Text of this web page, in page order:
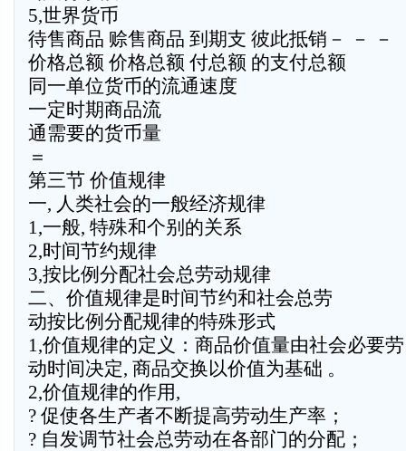
5,世界货币
待售商品 赊售商品 到期支 彼此抵销－ － －
价格总额 价格总额 付总额 的支付总额
同一单位货币的流通速度
一定时期商品流
通需要的货币量
＝
第三节 价值规律
一, 人类社会的一般经济规律
1,一般, 特殊和个别的关系
2,时间节约规律
3,按比例分配社会总劳动规律
二、价值规律是时间节约和社会总劳
动按比例分配规律的特殊形式
1,价值规律的定义：商品价值量由社会必要劳
动时间决定, 商品交换以价值为基础 。
2,价值规律的作用,
? 促使各生产者不断提高劳动生产率；
? 自发调节社会总劳动在各部门的分配；